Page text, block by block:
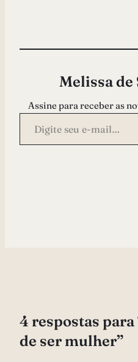
Melissa de
Assine para receber as
Digite seu e-mail…
4 respostas
de ser mulher”